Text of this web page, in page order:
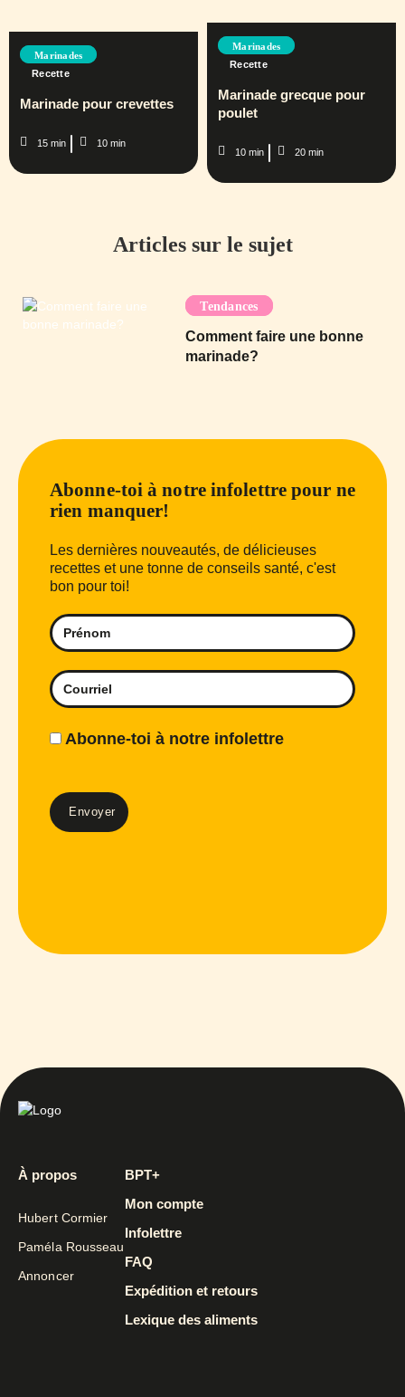
Marinades
Recette
Marinade pour crevettes
15 min 10 min
Marinades
Recette
Marinade grecque pour
poulet
10 min 20 min
Articles sur le sujet
Tendances
Comment faire une bonne
marinade?
Abonne-toi à notre infolettre pour ne
rien manquer!
Les dernières nouveautés, de délicieuses
recettes et une tonne de conseils santé, c'est
bon pour toi!
Abonne-toi à notre infolettre
À propos
Hubert Cormier
Paméla Rousseau
Annoncer
BPT+
Mon compte
Infolettre
FAQ
Expédition et retours
Lexique des aliments